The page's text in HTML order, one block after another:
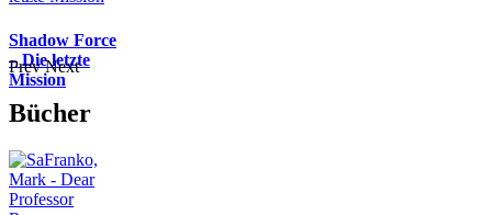
Shadow Force
– Die letzte
Mission
Prev Next
Bücher